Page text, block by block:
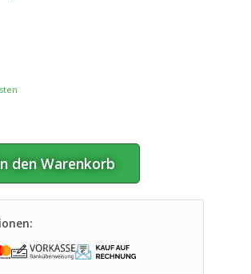
den Warenkorb